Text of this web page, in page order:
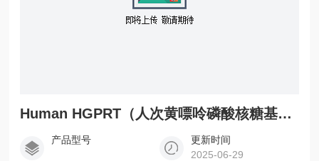
Human HGPRT（人次黄嘌呤磷酸核糖基转移酶）
产品型号
更新时间
2025-06-29